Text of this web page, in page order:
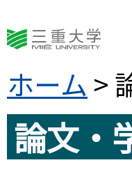
ホーム >
論文・